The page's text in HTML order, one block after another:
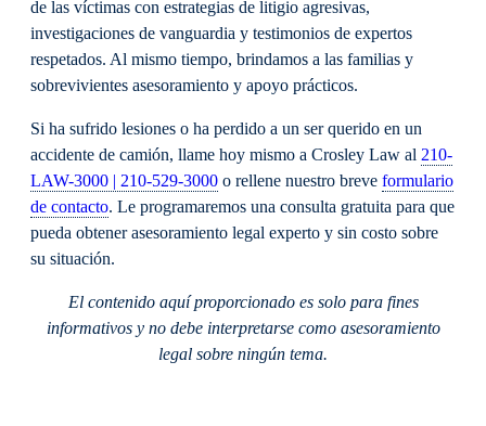
de las víctimas con estrategias de litigio agresivas,
investigaciones de vanguardia y testimonios de expertos
respetados. Al mismo tiempo, brindamos a las familias y
sobrevivientes asesoramiento y apoyo prácticos.
Si ha sufrido lesiones o ha perdido a un ser querido en un
accidente de camión, llame hoy mismo a Crosley Law al 210-
LAW-3000 | 210-529-3000 o rellene nuestro breve formulario
de contacto. Le programaremos una consulta gratuita para que
pueda obtener asesoramiento legal experto y sin costo sobre
su situación.
El contenido aquí proporcionado es solo para fines
informativos y no debe interpretarse como asesoramiento
legal sobre ningún tema.